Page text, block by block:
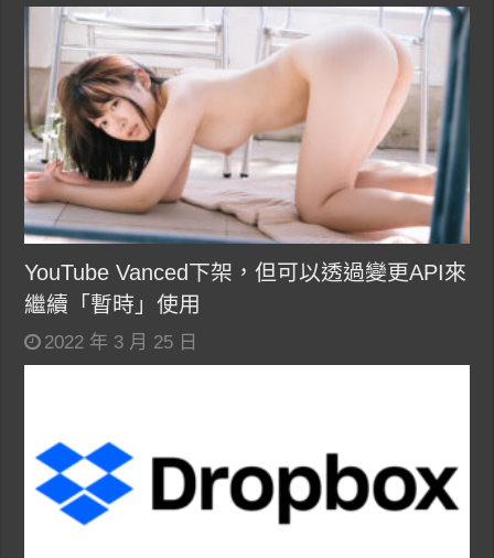
YouTube Vanced下架，但可以透過變更API來
繼續「暫時」使用
2022 年 3 月 25 日